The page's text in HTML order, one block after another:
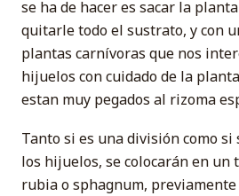
se ha de hacer es sacar la
quitarle todo el sustrato, y con
plantas carnívoras que nos
hijuelos con cuidado de la
estan muy pegados al rizoma
Tanto si es una división como
los hijuelos, se colocarán en un
rubia o sphagnum, previamente